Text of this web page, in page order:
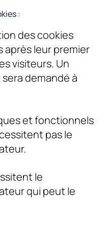
:
des cookies
après leur premier
visiteurs. Un
demandé à
et fonctionnels
pas le
le
qui peut le